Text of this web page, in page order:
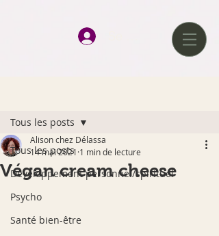
Se connecter
Tous les posts
Développement personnel/spirituel
Psycho
Santé bien-être
Tous les posts
Végan cream cheese
Alison chez Délassa
14 mai 2021 1 min de lecture